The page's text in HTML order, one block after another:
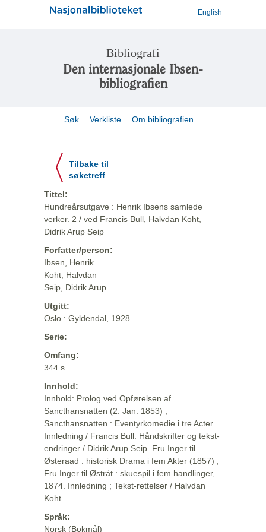
English
Bibliografi
Den internasjonale Ibsen-
bibliografien
Søk Verkliste Om bibliografien
Tilbake til
søketreff
Tittel:
Hundreårsutgave : Henrik Ibsens samlede
verker. 2 / ved Francis Bull, Halvdan Koht,
Didrik Arup Seip
Forfatter/person:
Ibsen, Henrik
Koht, Halvdan
Seip, Didrik Arup
Utgitt:
Oslo : Gyldendal, 1928
Serie:
Omfang:
344 s.
Innhold:
Innhold: Prolog ved Opførelsen af
Sancthansnatten (2. Jan. 1853) ;
Sancthansnatten : Eventyrkomedie i tre Acter.
Innledning / Francis Bull. Håndskrifter og tekst-
endringer / Didrik Arup Seip. Fru Inger til
Østeraad : historisk Drama i fem Akter (1857) ;
Fru Inger til Østråt : skuespil i fem handlinger,
1874. Innledning ; Tekst-rettelser / Halvdan
Koht.
Språk:
Norsk (Bokmål)